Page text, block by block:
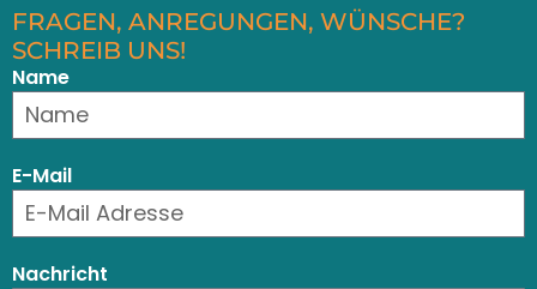
FRAGEN, ANREGUNGEN, WÜNSCHE?
SCHREIB UNS!
Name
E-Mail
Nachricht